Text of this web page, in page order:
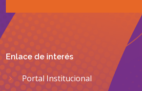
Enlace de interés
Portal Institucional